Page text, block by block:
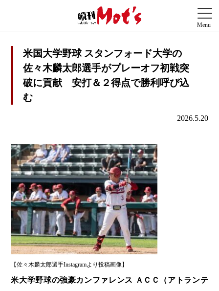
米国大学野球 スタンフォード大学の
佐々木麟太郎選手がプレーオフ初戦突
破に貢献 安打＆２得点で勝利呼び込
む
2026.5.20
【佐々木麟太郎選手Instagramより投稿画像】
米大学野球の強豪カンファレンス ＡＣＣ（アトランテ